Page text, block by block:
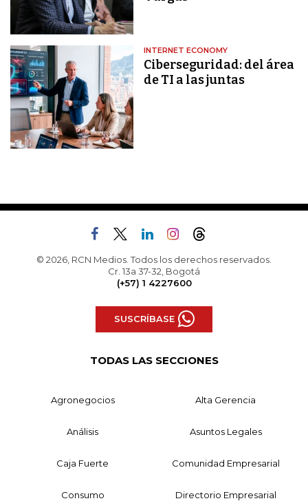
INTERNET ECONOMY
Ciberseguridad: del área
de TI a las juntas
© 2026, RCN Medios. Todos los derechos reservados.
Cr. 13a 37-32, Bogotá
(+57) 1 4227600
SUSCRÍBASE
TODAS LAS SECCIONES
Agronegocios Alta Gerencia
Análisis Asuntos Legales
Caja Fuerte Comunidad Empresarial
Consumo Directorio Empresarial